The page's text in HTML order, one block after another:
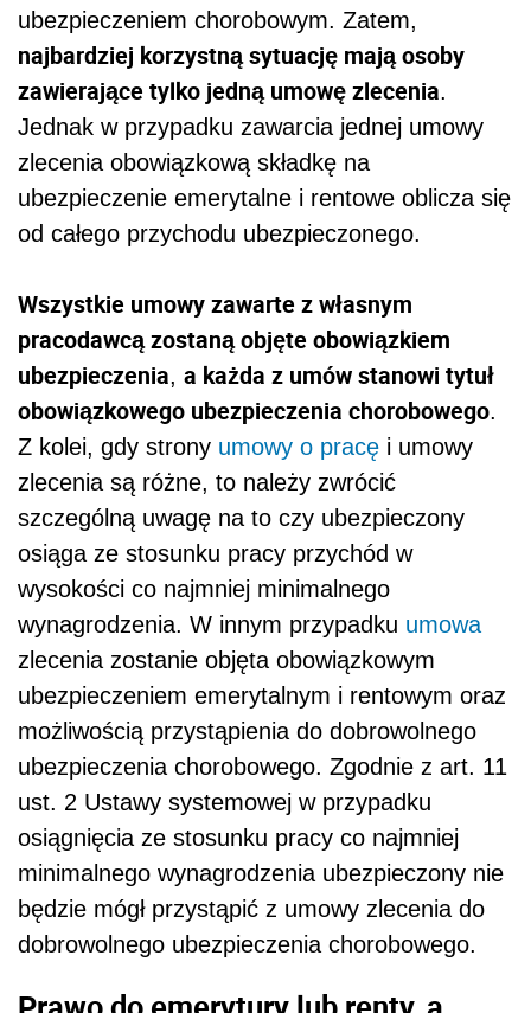
ubezpieczeniem chorobowym. Zatem,
najbardziej korzystną sytuację mają osoby
zawierające tylko jedną umowę zlecenia.
Jednak w przypadku zawarcia jednej umowy
zlecenia obowiązkową składkę na
ubezpieczenie emerytalne i rentowe oblicza się
od całego przychodu ubezpieczonego.
Wszystkie umowy zawarte z własnym
pracodawcą zostaną objęte obowiązkiem
ubezpieczenia, a każda z umów stanowi tytuł
obowiązkowego ubezpieczenia chorobowego.
Z kolei, gdy strony umowy o pracę i umowy
zlecenia są różne, to należy zwrócić
szczególną uwagę na to czy ubezpieczony
osiąga ze stosunku pracy przychód w
wysokości co najmniej minimalnego
wynagrodzenia. W innym przypadku umowa
zlecenia zostanie objęta obowiązkowym
ubezpieczeniem emerytalnym i rentowym oraz
możliwością przystąpienia do dobrowolnego
ubezpieczenia chorobowego. Zgodnie z art. 11
ust. 2 Ustawy systemowej w przypadku
osiągnięcia ze stosunku pracy co najmniej
minimalnego wynagrodzenia ubezpieczony nie
będzie mógł przystąpić z umowy zlecenia do
dobrowolnego ubezpieczenia chorobowego.